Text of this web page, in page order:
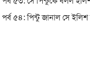
পর্ব ৫৪: পিন্টু জানাল সে